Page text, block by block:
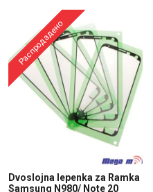
Распродадено
Dvoslojna lepenka za Ramka
Samsung N980/ Note 20